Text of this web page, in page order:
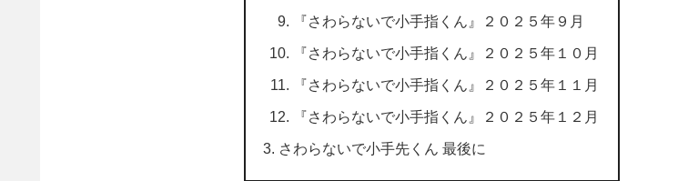
『さわらないで小手指くん』２０２５年９月
『さわらないで小手指くん』２０２５年１０月
『さわらないで小手指くん』２０２５年１１月
『さわらないで小手指くん』２０２５年１２月
さわらないで小手先くん 最後に